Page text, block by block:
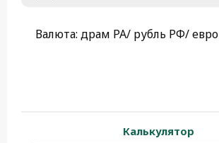
Валюта: драм РА/ рубль РФ/ евро
Калькулятор